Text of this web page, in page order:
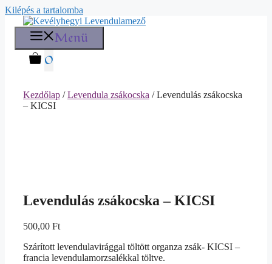
Kilépés a tartalomba
Menü
0
Kezdőlap /Levendula zsákocska / Levendulás zsákocska
– KICSI
Levendulás zsákocska – KICSI
500,00 Ft
Szárított levendulavirággal töltött organza zsák- KICSI –
francia levendulamorzsalékkal töltve.